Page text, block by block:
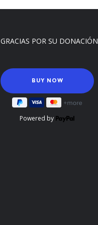
GRACIAS POR SU DONACIÓN
Powered by